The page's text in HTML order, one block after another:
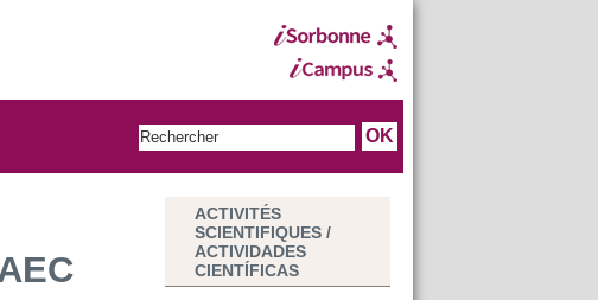
ACTIVITÉS
SCIENTIFIQUES /
ACTIVIDADES
CIENTÍFICAS